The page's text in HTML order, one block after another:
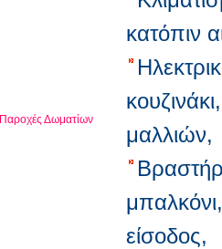
Παροχές Δωματίων
κατόπιν
είσοδος,